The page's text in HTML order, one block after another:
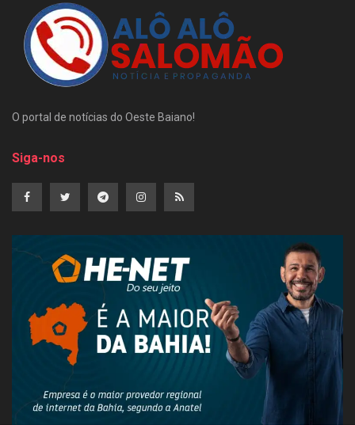
O portal de notícias do Oeste Baiano!
Siga-nos